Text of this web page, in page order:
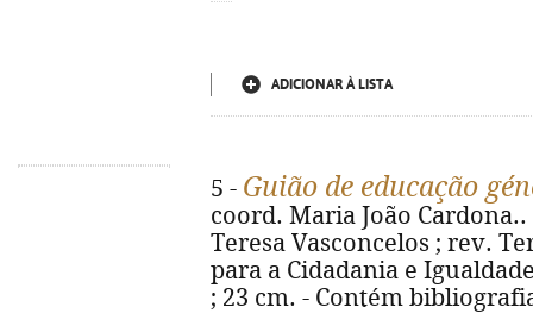
ADICIONAR À LISTA
5 - Guião de educação
coord. Maria João
Teresa Vasconcelos ; rev.
para a Cidadania e
; 23 cm. - Contém